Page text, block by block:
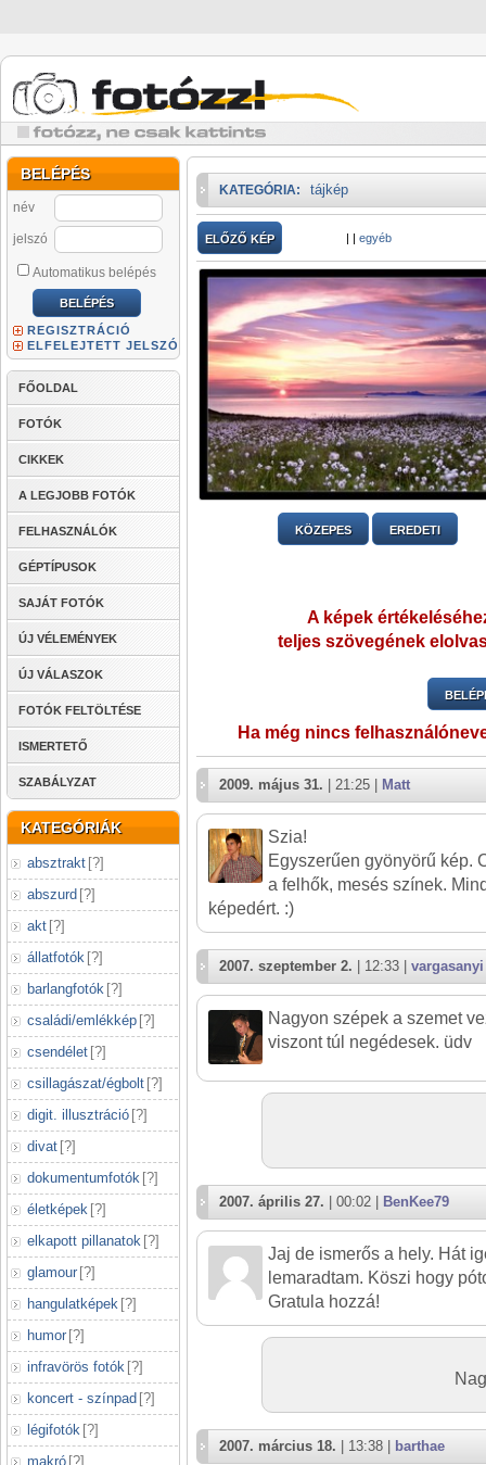
BELÉPÉS
név
jelszó
Automatikus belépés
REGISZTRÁCIÓ
ELFELEJTETT JELSZÓ
FŐOLDAL
FOTÓK
CIKKEK
A LEGJOBB FOTÓK
FELHASZNÁLÓK
GÉPTÍPUSOK
SAJÁT FOTÓK
ÚJ VÉLEMÉNYEK
ÚJ VÁLASZOK
FOTÓK FELTÖLTÉSE
ISMERTETŐ
SZABÁLYZAT
KATEGÓRIÁK
absztrakt [?]
abszurd [?]
akt [?]
állatfotók [?]
barlangfotók [?]
családi/emlékkép [?]
csendélet [?]
csillagászat/égbolt [?]
digit. illusztráció [?]
divat [?]
dokumentumfotók [?]
életképek [?]
elkapott pillanatok [?]
glamour [?]
hangulatképek [?]
humor [?]
infravörös fotók [?]
koncert - színpad [?]
légifotók [?]
makró [?]
KATEGÓRIA: tájkép
ELŐZŐ KÉP | | egyéb
KÖZEPES EREDETI
A képek
teljes szövegének
Ha még nincs
2009. május 31. | 21:25 | Matt
Szia!
Egyszerűen gyönyörű kép.
a felhők, mesés színek.
képedért. :)
2007. szeptember 2. | 12:33 | vargasanyi
Nagyon szépek a szemet
viszont túl negédesek. üdv
2007. április 27. | 00:02 | BenKee79
Jaj de ismerős a hely. Hát
lemaradtam. Köszi hogy
Gratula hozzá!
2007. március 18. | 13:38 | barthae